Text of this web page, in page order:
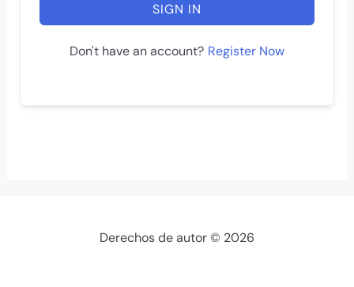
SIGN IN
Don't have an account? Register Now
Derechos de autor © 2026